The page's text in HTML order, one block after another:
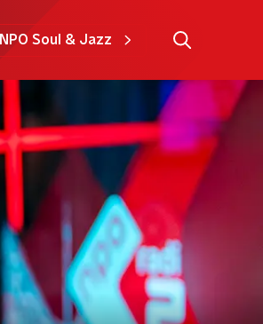
NPO Soul & Jazz